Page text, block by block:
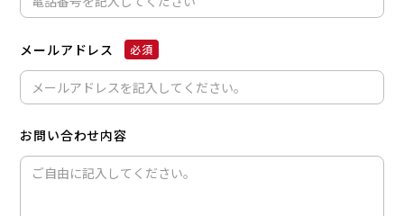
メールアドレス
お問い合わせ内容